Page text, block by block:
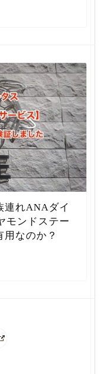
連れANAダイ
モンドステー
なのか？